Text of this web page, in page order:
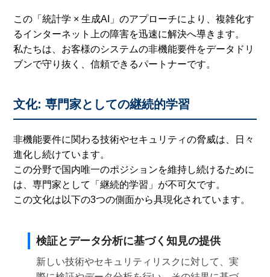
この「統計学 × 生成AI」のアプローチにより、複雑化す
るインターネット上の障害を迅速に解決へ導きます。
私たちは、お客様のシステムの非機能要件をデータドリ
ブンで守り抜く、信頼できるパートナーです。
文化: 専門家としての継続的学習
非機能要件に関わる技術やセキュリティの脅威は、日々
進化し続けています。
この分野で国内唯一のポジションを維持し続けるために
は、専門家として「継続的学習」が不可欠です。
この文化は以下の3つの側面から具現化されています。
検証とデータ分析に基づく知見の提供
新しい技術やセキュリティリスクに対して、実